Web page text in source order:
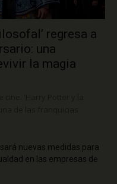
regresa a
una
la magia
nuevas medidas para
en las empresas de